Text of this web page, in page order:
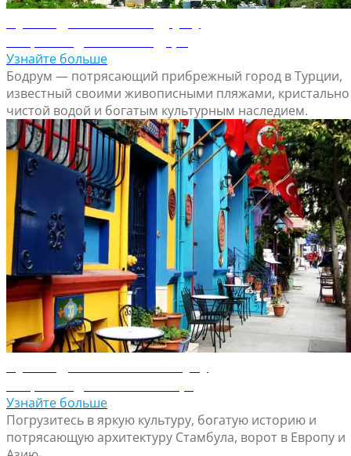
Узнайте больше
Бодрум — потрясающий прибрежный город в Турции,
известный своими живописными пляжами, кристально
чистой водой и богатым культурным наследием.
Узнайте больше
Погрузитесь в яркую культуру, богатую историю и
потрясающую архитектуру Стамбула, ворот в Европу и